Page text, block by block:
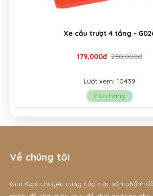
Xe cầu trượt 4 tầng -
179,000đ 230,000đ
Lượt xem: 10439
Còn hàng
Về chúng tôi
Gnu Kids chuyên cung cấp các sản phẩm